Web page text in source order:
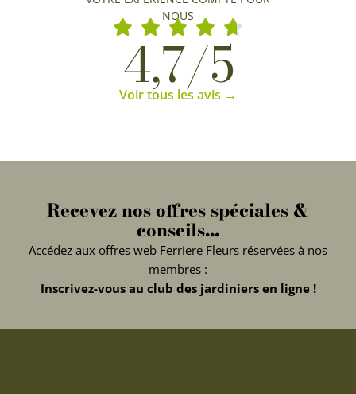
NOUS
4,7/5
Voir tous les avis →
Recevez nos offres spéciales &
conseils...
Accédez aux offres web Ferriere Fleurs réservées à nos
membres :
Inscrivez-vous au club des jardiniers en ligne !